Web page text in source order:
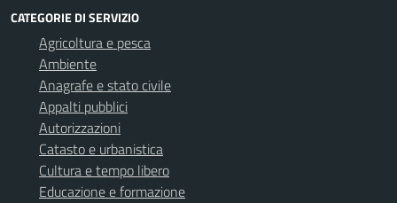
CATEGORIE DI SERVIZIO
Agricoltura e pesca
Ambiente
Anagrafe e stato civile
Appalti pubblici
Autorizzazioni
Catasto e urbanistica
Cultura e tempo libero
Educazione e formazione